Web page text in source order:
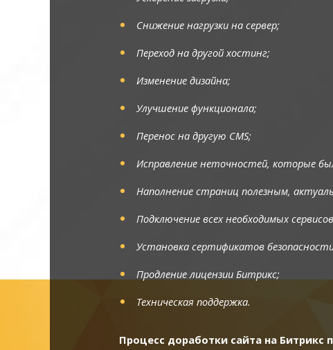
Снижение нагрузки на сервер;
Переход на другой хостинг;
Изменение дизайна;
Улучшение функционала;
Перенос на другую CMS;
Исправление неточностей, которые
Наполнение страниц полезным,
Подключение всех необходимых
Установка сертификатов
Продление лицензии Битрикс;
Техническая поддержка.
Процесс доработки сайта на